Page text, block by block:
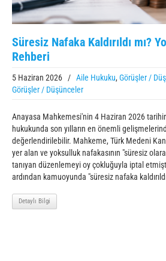
Süresiz Nafaka Kaldırıldı mı?
Rehberi
5 Haziran 2026 / Aile Hukuku, Görüşler /
Görüşler / Düşünceler
Anayasa Mahkemesi'nin 4 Haziran 2026
hukukunda son yılların en önemli
değerlendirilebilir. Mahkeme, Türk Medeni
yer alan ve yoksulluk nafakasının "süresiz
tanıyan düzenlemeyi oy çokluğuyla iptal
ardından kamuoyunda "süresiz nafaka
Detaylı Bilgi